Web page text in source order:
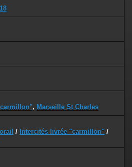
, Marseille St Charles
/ Intercités livrée "carmillon" /